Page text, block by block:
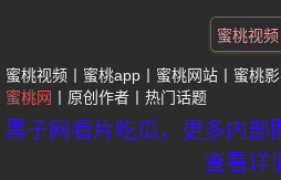
蜜桃视频
蜜桃视频 蜜桃app 蜜桃网站 蜜桃
蜜桃网
原创作者 热门话题
黑子网看片吃瓜，更多内部
查看详